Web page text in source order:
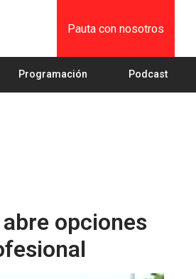
Pauta con nosotros
Programación Podcast
opciones